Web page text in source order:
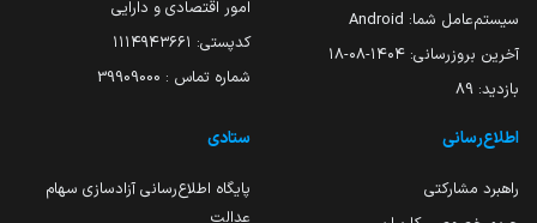
سیستم‌عامل شما: Android
آخرین بروزرسانی: ۱۴۰۴-۰۸-۱۸
بازدید: 89
امور اقتصادی و دارایی
کدپستی: ۱۱۱۴۹۴۳۶۶۱
شماره تماس : 39909000
اطلاع‌رسانی
راهبرد مشارکتی
ستادی
پایگاه اطلاع‌رسانی آزادسازی سهام
عدالت